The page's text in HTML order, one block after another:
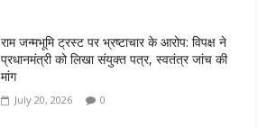
राम जन्मभूमि ट्रस्ट पर भ्रष्टाचार के आरोप: विपक्ष ने
प्रधानमंत्री को लिखा संयुक्त पत्र, स्वतंत्र जांच की
मांग
July 20, 2026 0